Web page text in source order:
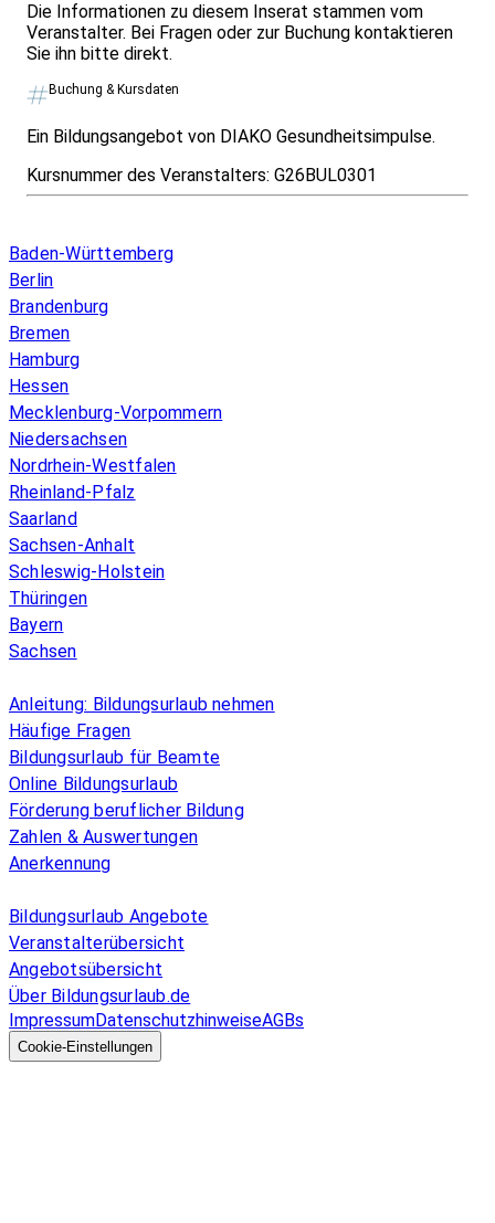
Die Informationen zu diesem Inserat stammen vom
Veranstalter. Bei Fragen oder zur Buchung kontaktieren
Sie ihn bitte direkt.
Buchung & Kursdaten
Ein Bildungsangebot von DIAKO Gesundheitsimpulse.
Kursnummer des Veranstalters: G26BUL0301
Baden-Württemberg
Berlin
Brandenburg
Bremen
Hamburg
Hessen
Mecklenburg-Vorpommern
Niedersachsen
Nordrhein-Westfalen
Rheinland-Pfalz
Saarland
Sachsen-Anhalt
Schleswig-Holstein
Thüringen
Bayern
Sachsen
Anleitung: Bildungsurlaub nehmen
Häufige Fragen
Bildungsurlaub für Beamte
Online Bildungsurlaub
Förderung beruflicher Bildung
Zahlen & Auswertungen
Anerkennung
Bildungsurlaub Angebote
Veranstalterübersicht
Angebotsübersicht
Über Bildungsurlaub.de
ImpressumDatenschutzhinweiseAGBs
Cookie-Einstellungen